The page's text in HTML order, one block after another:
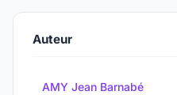
Auteur
AMY Jean Barnabé